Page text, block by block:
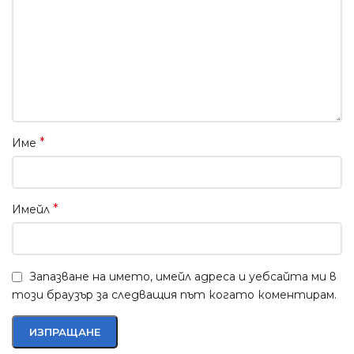
Име *
Имейл *
Запазване на името, имейл адреса и уебсайта ми в
този браузър за следващия път когато коментирам.